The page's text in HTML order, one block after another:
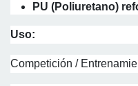
PU (Poliuretano)
Uso:
Competición /